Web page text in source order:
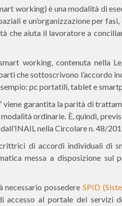
working) è una modalità di
e un’organizzazione per
che aiuta il lavoratore a
working, contenuta nella
che sottoscrivono l’accordo
pc portatili, tablet e
viene garantita la parità di
ordinarie. È, quindi,
nella Circolare n. 48/
di accordi individuali di
messa a disposizione
necessario possedere SPID
accesso al portale dei servizi